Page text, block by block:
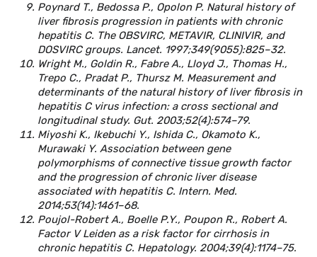
Poynard T., Bedossa P., Opolon P. Natural history of
liver fibrosis progression in patients with chronic
hepatitis C. The OBSVIRC, METAVIR, CLINIVIR, and
DOSVIRC groups. Lancet. 1997;349(9055):825–32.
Wright M., Goldin R., Fabre A., Lloyd J., Thomas H.,
Trepo C., Pradat P., Thursz M. Measurement and
determinants of the natural history of liver fibrosis in
hepatitis C virus infection: a cross sectional and
longitudinal study. Gut. 2003;52(4):574–79.
Miyoshi K., Ikebuchi Y., Ishida C., Okamoto K.,
Murawaki Y. Association between gene
polymorphisms of connective tissue growth factor
and the progression of chronic liver disease
associated with hepatitis C. Intern. Med.
2014;53(14):1461–68.
Poujol-Robert A., Boelle P.Y., Poupon R., Robert A.
Factor V Leiden as a risk factor for cirrhosis in
chronic hepatitis C. Hepatology. 2004;39(4):1174–75.